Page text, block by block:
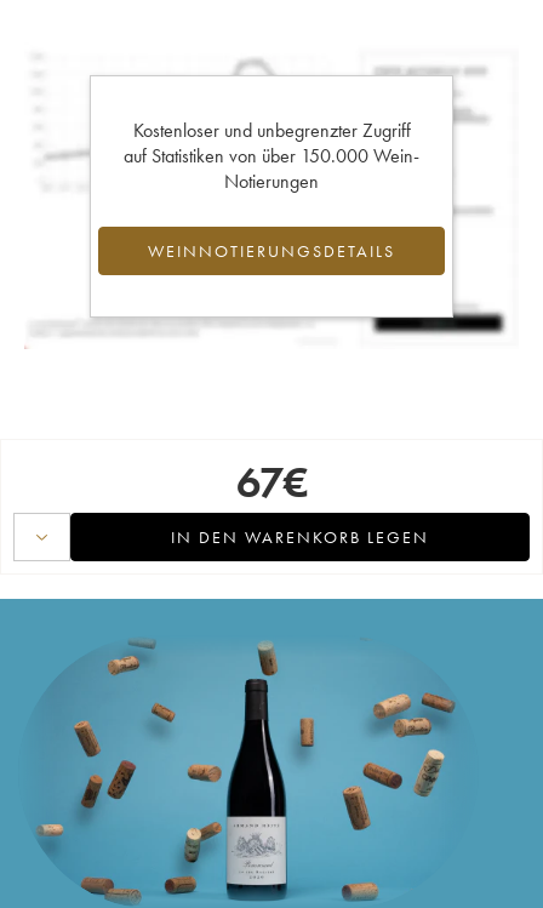
Kostenloser und unbegrenzter Zugriff
auf Statistiken von über 150.000 Wein-
Notierungen
WEINNOTIERUNGSDETAILS
67€
IN DEN WARENKORB LEGEN